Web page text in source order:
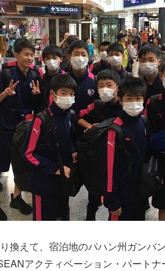
換えて、宿泊地のパハン州ガンバン
アクティベーション・パート